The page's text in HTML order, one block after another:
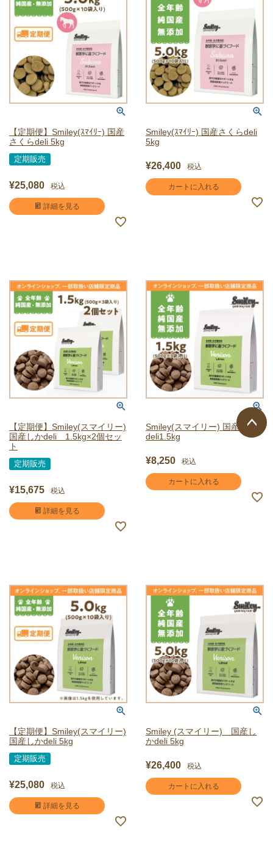
【定期便】Smiley(ｽﾏｲﾘｰ) 国産
さくらdeli 5kg
定期販売
¥25,080 税込
詳細を見る
Smiley(ｽﾏｲﾘｰ) 国産さくらdeli
5kg
¥26,400 税込
カートに入れる
【定期便】Smiley(スマイリー)
国産しかdeli 1.5kg×2個セッ
ト
定期販売
¥15,675 税込
詳細を見る
Smiley(スマイリー) 国産しか
deli1.5kg
¥8,250 税込
カートに入れる
【定期便】Smiley(スマイリー)
国産しかdeli 5kg
定期販売
¥25,080 税込
詳細を見る
Smiley (スマイリー) 国産し
かdeli 5kg
¥26,400 税込
カートに入れる
へ